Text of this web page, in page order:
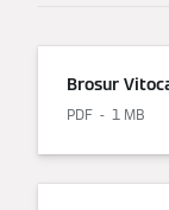
Brosur
PDF 1 MB